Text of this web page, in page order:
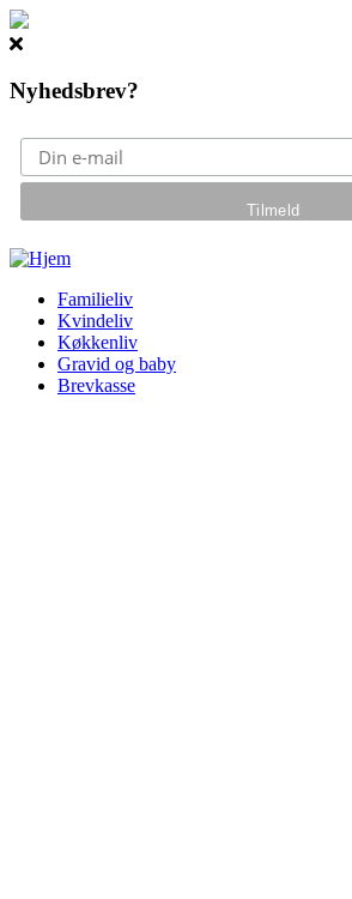
Nyhedsbrev?
Gå til hovedindhold
Familieliv
Kvindeliv
Køkkenliv
Gravid og baby
Brevkasse